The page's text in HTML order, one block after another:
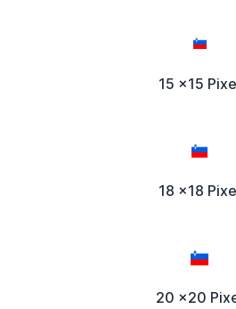
15 x15
18 x18
20 x20